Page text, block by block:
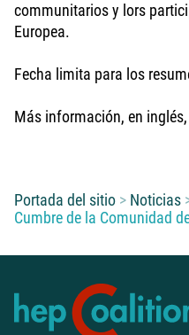
communitarios y lors
Europea.
Fecha limita para los
Más información, en
Usted está aquí:
Portada del sitio Noticias
Cumbre de la Comunidad